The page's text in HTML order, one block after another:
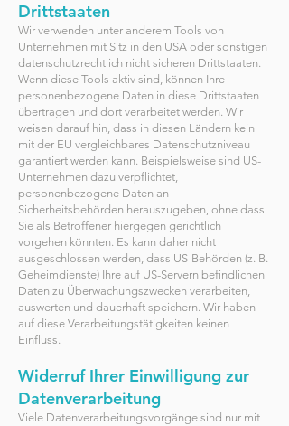
Drittstaaten
Wir verwenden unter anderem Tools von
Unternehmen mit Sitz in den USA oder sonstigen
datenschutzrechtlich nicht sicheren Drittstaaten.
Wenn diese Tools aktiv sind, können Ihre
personenbezogene Daten in diese Drittstaaten
übertragen und dort verarbeitet werden. Wir
weisen darauf hin, dass in diesen Ländern kein
mit der EU vergleichbares Datenschutzniveau
garantiert werden kann. Beispielsweise sind US-
Unternehmen dazu verpflichtet,
personenbezogene Daten an
Sicherheitsbehörden herauszugeben, ohne dass
Sie als Betroffener hiergegen gerichtlich
vorgehen könnten. Es kann daher nicht
ausgeschlossen werden, dass US-Behörden (z. B.
Geheimdienste) Ihre auf US-Servern befindlichen
Daten zu Überwachungszwecken verarbeiten,
auswerten und dauerhaft speichern. Wir haben
auf diese Verarbeitungstätigkeiten keinen
Einfluss.
Widerruf Ihrer Einwilligung zur
Datenverarbeitung
Viele Datenverarbeitungsvorgänge sind nur mit